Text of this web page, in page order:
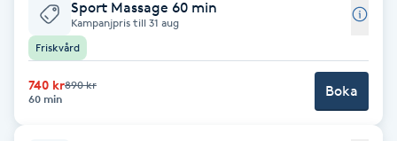
Babylights
Balayage
Bambumassage
Sport Massage 60 min
Kampanjpris till 31 aug
Friskvård
740 kr890 kr
60 min
Boka